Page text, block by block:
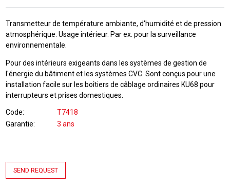
Transmetteur de température ambiante, d'humidité et de pression
atmosphérique. Usage intérieur. Par ex. pour la surveillance
environnementale.
Pour des intérieurs exigeants dans les systèmes de gestion de
l'énergie du bâtiment et les systèmes CVC. Sont conçus pour une
installation facile sur les boîtiers de câblage ordinaires KU68 pour
interrupteurs et prises domestiques.
Code
T7418
Garantie
3 ans
SEND REQUEST